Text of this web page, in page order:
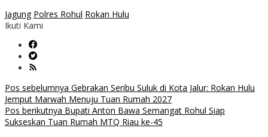
Jagung Polres Rohul Rokan Hulu
Ikuti Kami
Navigasi
pos
Pos sebelumnya Gebrakan Seribu Suluk di Kota Jalur: Rokan Hulu
Jemput Marwah Menuju Tuan Rumah 2027
Pos berikutnya Bupati Anton Bawa Semangat Rohul Siap
Sukseskan Tuan Rumah MTQ Riau ke-45